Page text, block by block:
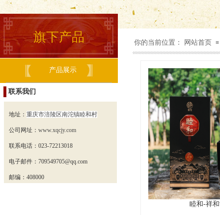
旗下产品 你的当前位置： 网站首页 ≡
产品展示
睦和-祥
联系我们
地址： 重庆市涪陵区南沱镇睦和村
公司网址： www.xqcjy.com
联系电话：023-72213018
电子邮件： 709549705@qq.com
邮编：408000